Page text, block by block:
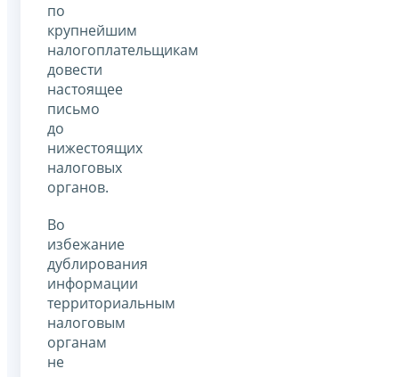
по
крупнейшим
налогоплательщикам
довести
настоящее
письмо
до
нижестоящих
налоговых
органов.
Во
избежание
дублирования
информации
территориальным
налоговым
органам
не